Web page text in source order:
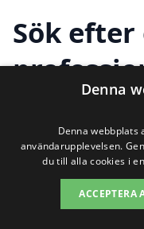
Sök efter
andra
Denna
Denna
användarupplevelsen.
du till alla cookies i
ACCEPTERA